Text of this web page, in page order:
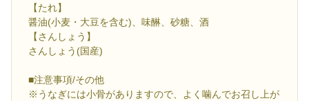
【たれ】
醤油(小麦・大豆を含む)、味醂、砂糖、酒
【さんしょう】
さんしょう(国産)
■注意事項/その他
※うなぎには小骨がありますので、よく噛んでお召し上が